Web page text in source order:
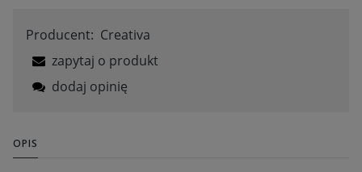
Producent: Creativa
zapytaj o produkt
dodaj opinię
OPIS